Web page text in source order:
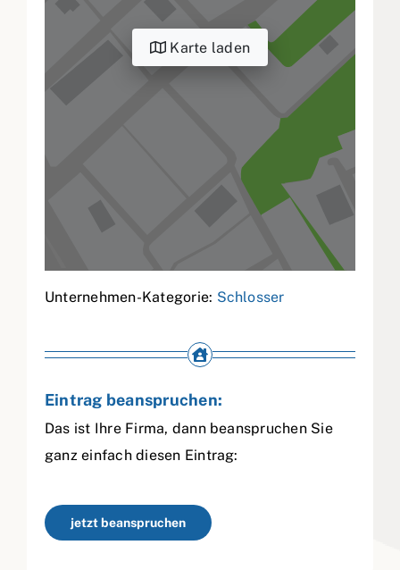
Karte laden
Unternehmen-Kategorie: Schlosser
Eintrag beanspruchen:
Das ist Ihre Firma, dann beanspruchen Sie
ganz einfach diesen Eintrag:
jetzt beanspruchen